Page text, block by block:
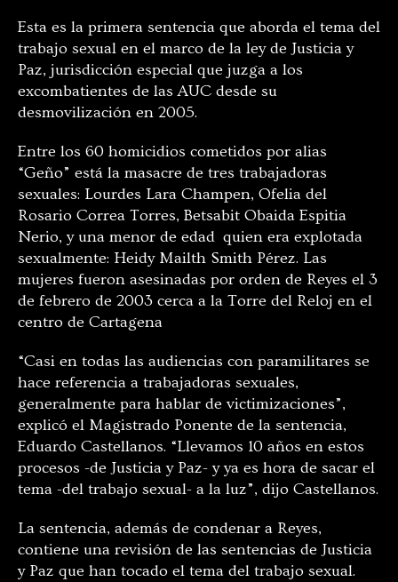
Esta es la primera sentencia que aborda el tema del
trabajo sexual en el marco de la ley de Justicia y
Paz, jurisdicción especial que juzga a los
excombatientes de las AUC desde su
desmovilización en 2005.
Entre los 60 homicidios cometidos por alias
“Geño” está la masacre de tres trabajadoras
sexuales: Lourdes Lara Champen, Ofelia del
Rosario Correa Torres, Betsabit Obaida Espitia
Nerio, y una menor de edad quien era explotada
sexualmente: Heidy Mailth Smith Pérez. Las
mujeres fueron asesinadas por orden de Reyes el 3
de febrero de 2003 cerca a la Torre del Reloj en el
centro de Cartagena
“Casi en todas las audiencias con paramilitares se
hace referencia a trabajadoras sexuales,
generalmente para hablar de victimizaciones”,
explicó el Magistrado Ponente de la sentencia,
Eduardo Castellanos. “Llevamos 10 años en estos
procesos -de Justicia y Paz- y ya es hora de sacar el
tema -del trabajo sexual- a la luz”, dijo Castellanos.
La sentencia, además de condenar a Reyes,
contiene una revisión de las sentencias de Justicia
y Paz que han tocado el tema del trabajo sexual.